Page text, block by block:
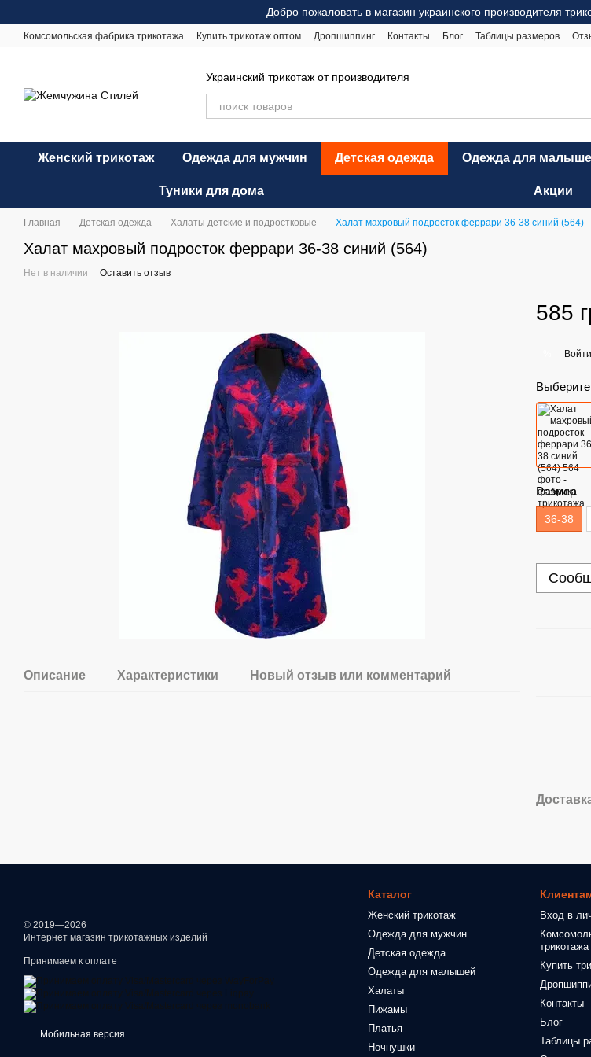
Добро пожаловать в магазин украинского производителя
Комсомольская фабрика трикотажа Купить трикотаж оптом Дропшиппинг Контакты Блог Таблицы размеров
Украинский трикотаж от производителя
Женский трикотаж Одежда для мужчин Детская одежда Одежда для
Туники для дома Акции
Главная Детская одежда Халаты детские и подростковые Халат махровый подросток феррари 36-38 синий (564)
Халат махровый подросток феррари 36-38 синий (564)
Нет в наличии Оставить отзыв
Описание Характеристики Новый отзыв или комментарий
585
Войти
Размер
36-38
© 2019—2026
Интернет магазин трикотажных изделий
Принимаем к оплате
Мобильная версия
Каталог
Женский трикотаж
Одежда для мужчин
Детская одежда
Одежда для малышей
Халаты
Пижамы
Платья
Ночнушки
Вход в
трикотажа
Купить
Контакты
Блог
Таблицы